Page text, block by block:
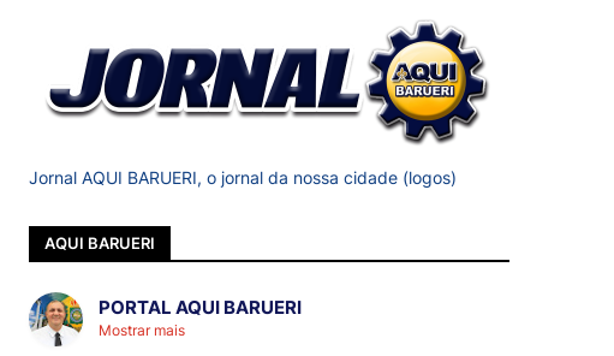
Jornal AQUI BARUERI, o jornal da nossa cidade (logos)
AQUI BARUERI
PORTAL AQUI BARUERI
Mostrar mais